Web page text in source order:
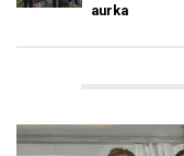
aurka